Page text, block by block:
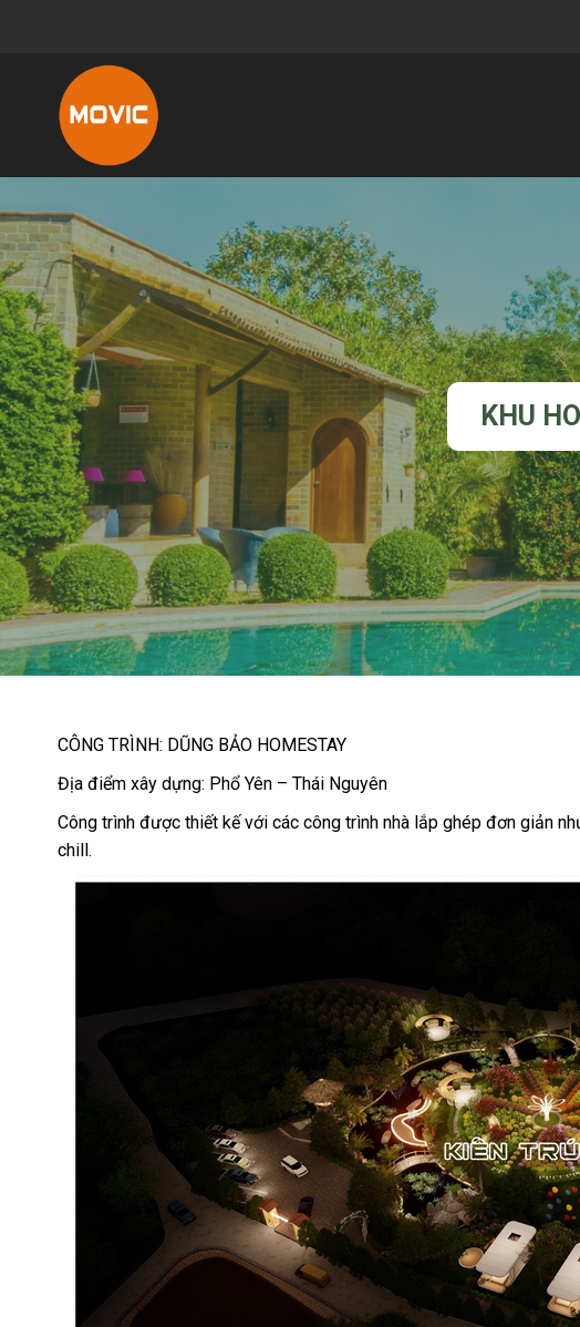
KHU
CÔNG TRÌNH: DŨNG BẢO HOMESTAY
Địa điểm xây dựng: Phổ Yên – Thái Nguyên
Công trình được thiết kế với các công trình nhà lắp ghép đơn giản
chill.